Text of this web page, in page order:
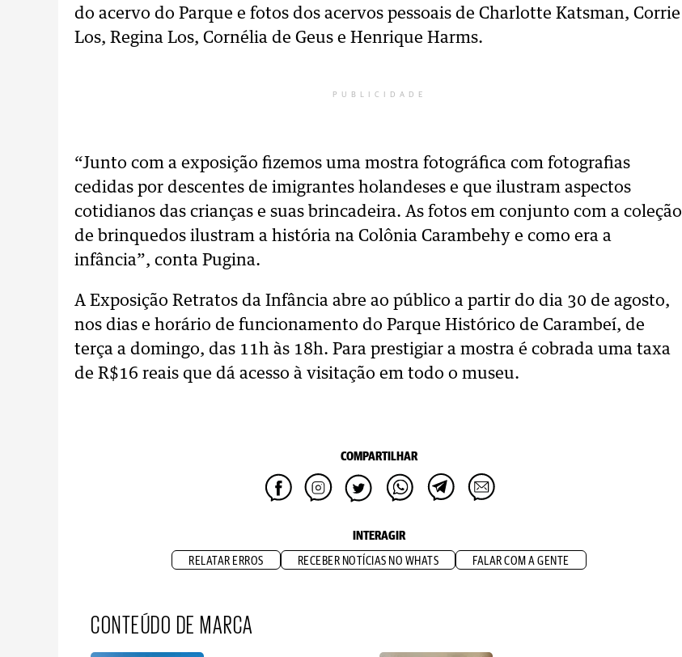
do acervo do Parque e fotos dos acervos pessoais de Charlotte Katsman, Corrie
Los, Regina Los, Cornélia de Geus e Henrique Harms.
PUBLICIDADE
“Junto com a exposição fizemos uma mostra fotográfica com fotografias
cedidas por descentes de imigrantes holandeses e que ilustram aspectos
cotidianos das crianças e suas brincadeira. As fotos em conjunto com a coleção
de brinquedos ilustram a história na Colônia Carambehy e como era a
infância”, conta Pugina.
A Exposição Retratos da Infância abre ao público a partir do dia 30 de agosto,
nos dias e horário de funcionamento do Parque Histórico de Carambeí, de
terça a domingo, das 11h às 18h. Para prestigiar a mostra é cobrada uma taxa
de R$16 reais que dá acesso à visitação em todo o museu.
COMPARTILHAR
INTERAGIR
RELATAR ERROS RECEBER NOTÍCIAS NO WHATS FALAR COM A GENTE
CONTEÚDO DE MARCA